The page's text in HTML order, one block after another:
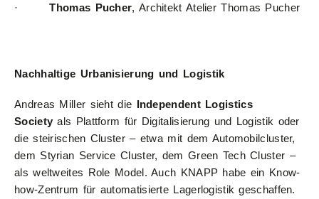
·Thomas Pucher, Architekt Atelier Thomas Pucher
Nachhaltige Urbanisierung und Logistik
Andreas Miller sieht die Independent Logistics
Society als Plattform für Digitalisierung und Logistik oder
die steirischen Cluster – etwa mit dem Automobilcluster,
dem Styrian Service Cluster, dem Green Tech Cluster –
als weltweites Role Model. Auch KNAPP habe ein Know-
how-Zentrum für automatisierte Lagerlogistik geschaffen.